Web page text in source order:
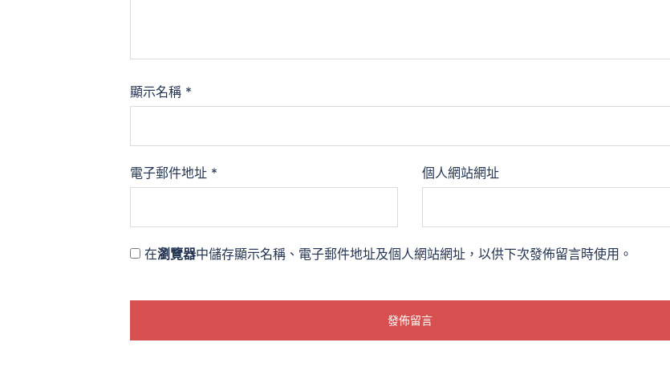
顯示名稱 *
電子郵件地址 * 個人網站網址
在瀏覽器中儲存顯示名稱、電子郵件地址及個人網站網址，以供下次發佈留言時使用。